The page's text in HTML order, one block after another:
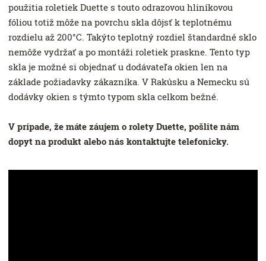
použitia roletiek Duette s touto odrazovou hliníkovou
fóliou totiž môže na povrchu skla dôjsť k teplotnému
rozdielu až 200°C. Takýto teplotný rozdiel štandardné sklo
nemôže vydržať a po montáži roletiek praskne. Tento typ
skla je možné si objednať u dodávateľa okien len na
základe požiadavky zákazníka. V Rakúsku a Nemecku sú
dodávky okien s týmto typom skla celkom bežné.
V prípade, že máte záujem o rolety Duette, pošlite nám
dopyt na produkt alebo nás kontaktujte telefonicky.